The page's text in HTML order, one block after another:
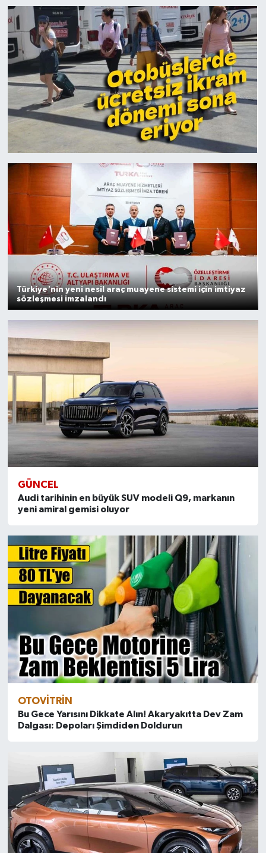
Türkiye'nin yeni nesil araç muayene sistemi için imtiyaz
sözleşmesi imzalandı
GÜNCEL
Audi tarihinin en büyük SUV modeli Q9, markanın
yeni amiral gemisi oluyor
OTOVITRIN
Bu Gece Yarısını Dikkate Alın! Akaryakıtta Dev Zam
Dalgası: Depoları Şimdiden Doldurun
Gayrimenkul
Spor
Eğitim